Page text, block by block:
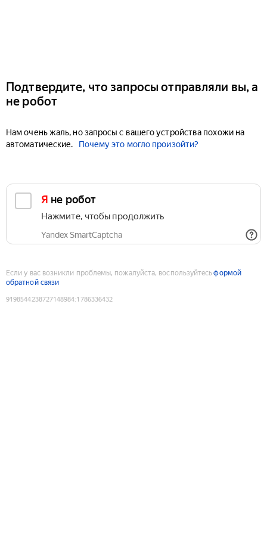
Подтвердите, что запросы отправляли вы, а
не робот
Нам очень жаль, но запросы с вашего устройства похожи на
автоматические.
Почему это могло произойти?
Я не робот
Нажмите, чтобы продолжить
Yandex SmartCaptcha
Если у вас возникли проблемы, пожалуйста, воспользуйтесьформой
обратной связи
9198544238727148984:1786336432